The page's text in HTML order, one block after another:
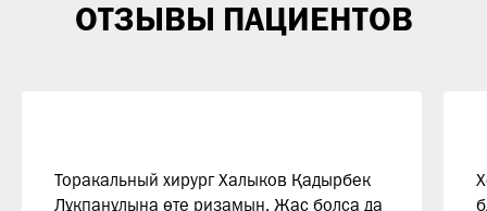
ОТЗЫВЫ ПАЦИЕНТОВ
Торакальный хирург Халыков Қадырбек
Лұқпанұлына өте ризамын. Жас болса да